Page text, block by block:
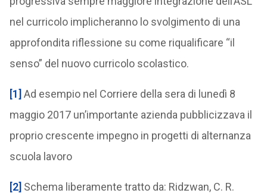
nel curricolo implicheranno lo svolgimento di una
approfondita riflessione su come riqualificare “il
senso” del nuovo curricolo scolastico.
[1] Ad esempio nel Corriere della sera di lunedì 8
maggio 2017 un’importante azienda pubblicizzava il
proprio crescente impegno in progetti di alternanza
scuola lavoro
[2] Schema liberamente tratto da: Ridzwan, C. R.